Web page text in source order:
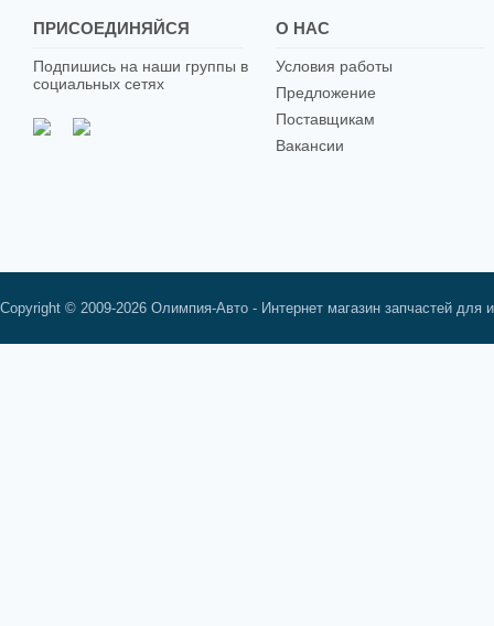
ПРИСОЕДИНЯЙСЯ
Подпишись на наши группы в
социальных сетях
О НАС
Условия работы
Предложение
Поставщикам
Вакансии
Copyright © 2009-2026 Олимпия-Авто - Интернет магазин запчастей для